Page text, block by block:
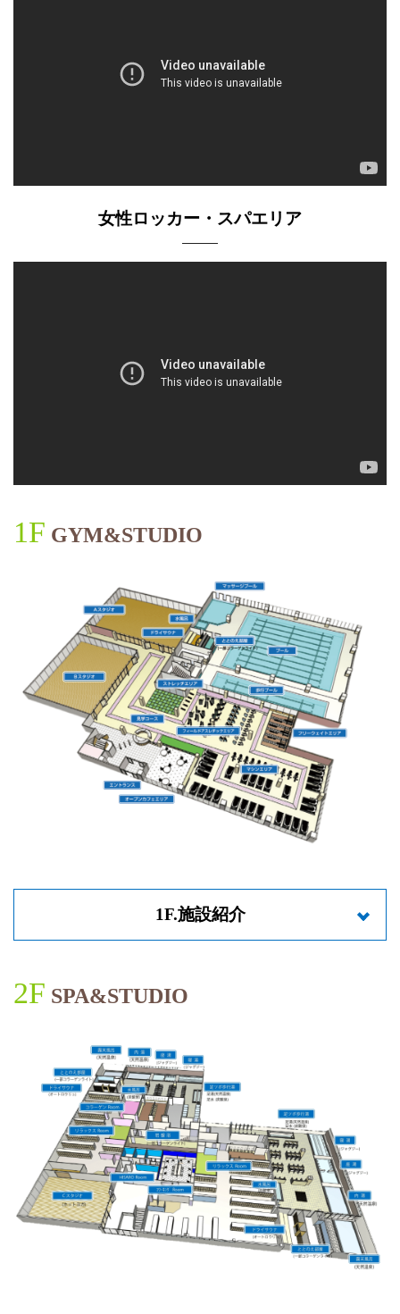
女性ロッカー・スパエリア
1F GYM&STUDIO
1F.施設紹介
2F SPA&STUDIO